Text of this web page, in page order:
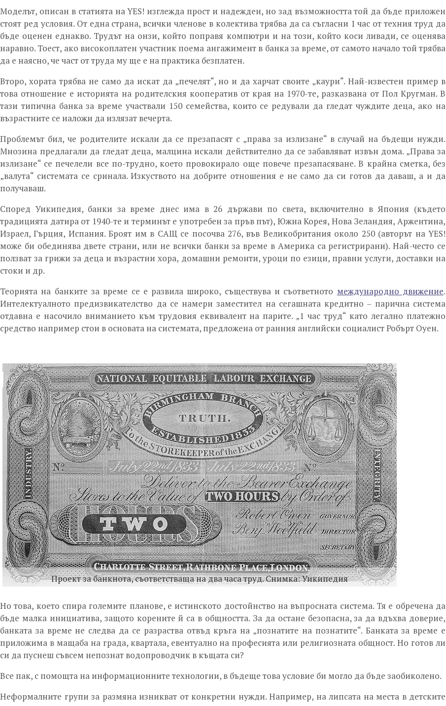
Моделът, описан в статията на YES! изглежда прост и надежден, но зад възможността той да бъде приложен
стоят ред условия. От една страна, всички членове в колектива трябва да са съгласни 1 час от техния труд да
бъде оценен еднакво. Трудът на онзи, който поправя компютри и на този, който коси ливади, се оценява
наравно. Тоест, ако високоплатен участник поема ангажимент в банка за време, от самото начало той трябва
да е наясно, че част от труда му ще е на практика безплатен.
Второ, хората трябва не само да искат да „печелят“, но и да харчат своите „каури“. Най-известен пример в
това отношение е историята на родителския кооператив от края на 1970-те, разказвана от Пол Кругман. В
тази типична банка за време участвали 150 семейства, които се редували да гледат чуждите деца, ако на
възрастните се наложи да излязат вечерта.
Проблемът бил, че родителите искали да се презапасят с „права за излизане“ в случай на бъдещи нужди.
Мнозина предлагали да гледат деца, малцина искали действително да се забавляват извън дома. „Права за
излизане“ се печелели все по-трудно, което провокирало още повече презапасяване. В крайна сметка, без
„валута“ системата се сринала. Изкуството на добрите отношения е не само да си готов да даваш, а и да
получаваш.
Според Уикипедия, банки за време днес има в 26 държави по света, включително в Япония (където
традицията датира от 1940-те и терминът е употребен за пръв път), Южна Корея, Нова Зеландия, Аржентина,
Израел, Гърция, Испания. Броят им в САЩ се посочва 276, във Великобритания около 250 (авторът на YES!
може би обединява двете страни, или не всички банки за време в Америка са регистрирани). Най-често се
ползват за грижи за деца и възрастни хора, домашни ремонти, уроци по езици, правни услуги, доставки на
стоки и др.
Теорията на банките за време се е развила широко, съществува и съответното международно движение.
Интелектуалното предизвикателство да се намери заместител на сегашната кредитно – парична система
отдавна е насочило вниманието към трудовия еквивалент на парите. „1 час труд“ като легално платежно
средство например стои в основата на системата, предложена от ранния английски социалист Робърт Оуен.
Проект за банкнота, съответстваща на два часа труд. Снимка: Уикипедия
Но това, което спира големите планове, е истинското достойнство на въпросната система. Тя е обречена да
бъде малка инициатива, защото корените й са в общността. За да остане безопасна, за да вдъхва доверие,
банката за време не следва да се разраства отвъд кръга на „познатите на познатите“. Банката за време е
приложима в мащаба на града, квартала, евентуално на професията или религиозната общност. Но готов ли
си да пуснеш съвсем непознат водопроводчик в къщата си?
Все пак, с помощта на информационните технологии, в бъдеще това условие би могло да бъде заобиколено.
Неформалните групи за размяна изникват от конкретни нужди. Например, на липсата на места в детските